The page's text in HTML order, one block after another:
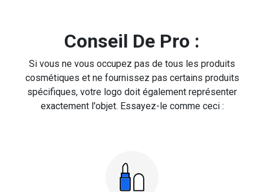
Conseil De Pro :
Si vous ne vous occupez pas de tous les produits
cosmétiques et ne fournissez pas certains produits
spécifiques, votre logo doit également représenter
exactement l'objet. Essayez-le comme ceci :